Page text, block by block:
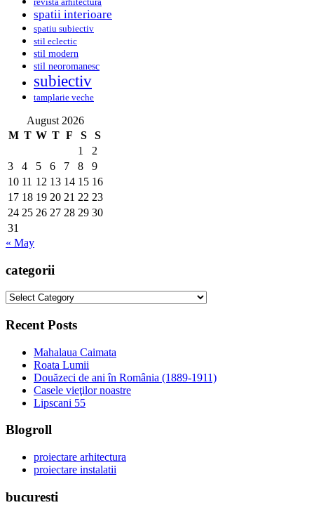
revista arhitectura
spatii interioare
spatiu subiectiv
stil eclectic
stil modern
stil neoromanesc
subiectiv
tamplarie veche
August 2026
M T W T F S
S
1
2
3
4 5 6 7 8
9
10 11 12 13 14 15 16
17 18 19 20 21 22 23
24 25 26 27 28 29 30
31
« May
categorii
categorii
Recent Posts
Mahalaua Caimata
Roata Lumii
Douăzeci de ani în România (1889-1911)
Casele vieţilor noastre
Lipscani 55
Blogroll
proiectare arhitectura
proiectare instalatii
bucuresti